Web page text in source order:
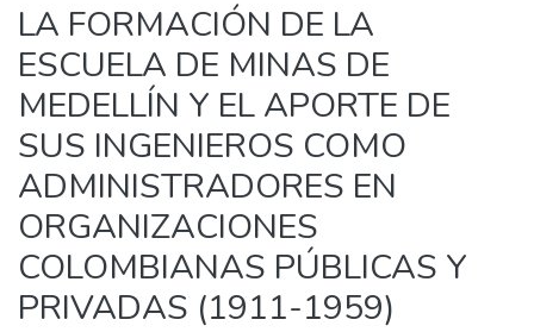
LA FORMACIÓN DE LA
ESCUELA DE MINAS DE
MEDELLÍN Y EL APORTE DE
SUS INGENIEROS COMO
ADMINISTRADORES EN
ORGANIZACIONES
COLOMBIANAS PÚBLICAS Y
PRIVADAS (1911-1959)